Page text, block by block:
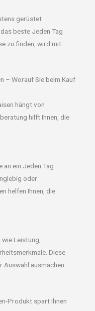
gerüstet
beste Jeden Tag
zu finden, wird mit
– Worauf Sie beim Kauf
hängt von
hilft Ihnen, die
an ein Jeden Tag
oder
helfen Ihnen, die
Leistung,
Diese
Auswahl ausmachen.
Produkt spart Ihnen